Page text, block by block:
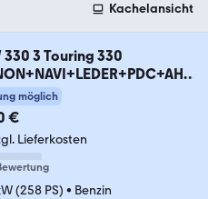
Kachelansicht
330 3 Touring 330
möglich
€
Lieferkosten
(258 PS) • Benzin